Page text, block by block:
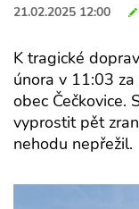
21.02.2025 12:00
K tragické
února v 11:03
obec Čečkovice.
vyprostit pět
nehodu nepřežil.